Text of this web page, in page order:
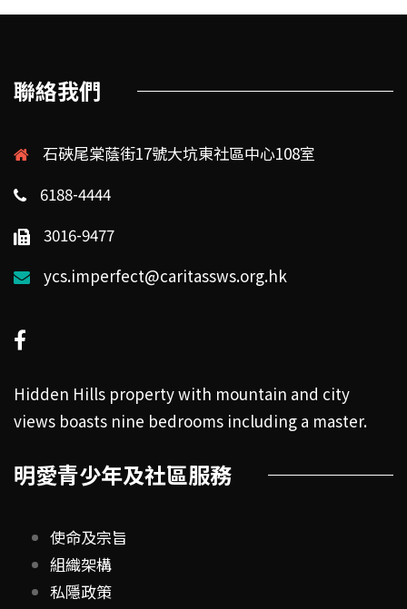
聯絡我們
石硤尾棠蔭街17號大坑東社區中心108室
6188-4444
3016-9477
ycs.imperfect@caritassws.org.hk
Hidden Hills property with mountain and city
views boasts nine bedrooms including a master.
明愛青少年及社區服務
使命及宗旨
組織架構
私隱政策